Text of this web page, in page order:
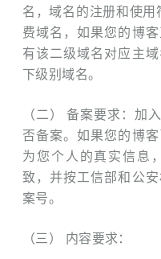
名，域名的注册和使
费域名，如果您的博
有该二级域名对应主
下级别域名。
（二） 备案要求：加
否备案。如果您的博
为您个人的真实信息
致，并按工信部和公
案号。
（三） 内容要求：